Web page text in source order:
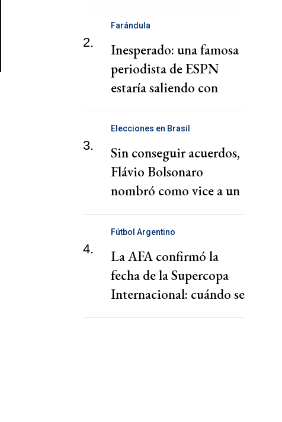
2.
Farándula
Inesperado: una famosa
periodista de ESPN
estaría saliendo con
3.
Elecciones en Brasil
Sin conseguir acuerdos,
Flávio Bolsonaro
nombró como vice a un
4.
Fútbol Argentino
La AFA confirmó la
fecha de la Supercopa
Internacional: cuándo se